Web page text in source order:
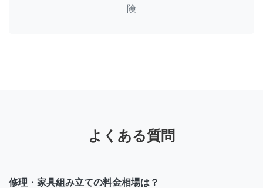
険
よくある質問
修理・家具組み立ての料金相場は？